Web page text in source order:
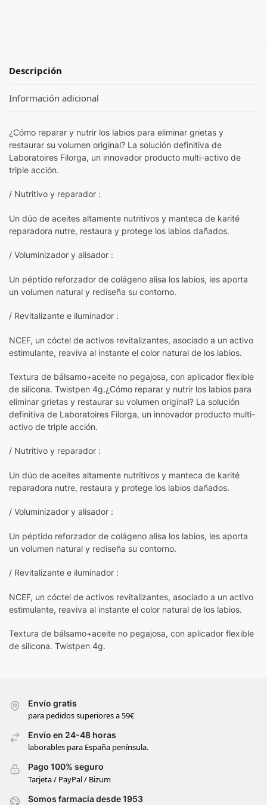
Descripción
Información adicional
¿Cómo reparar y nutrir los labios para eliminar grietas y
restaurar su volumen original? La solución definitiva de
Laboratoires Filorga, un innovador producto multi-activo de
triple acción.
/ Nutritivo y reparador :
Un dúo de aceites altamente nutritivos y manteca de karité
reparadora nutre, restaura y protege los labios dañados.
/ Voluminizador y alisador :
Un péptido reforzador de colágeno alisa los labios, les aporta
un volumen natural y rediseña su contorno.
/ Revitalizante e iluminador :
NCEF, un cóctel de activos revitalizantes, asociado a un activo
estimulante, reaviva al instante el color natural de los labios.
Textura de bálsamo+aceite no pegajosa, con aplicador flexible
de silicona. Twistpen 4g.¿Cómo reparar y nutrir los labios para
eliminar grietas y restaurar su volumen original? La solución
definitiva de Laboratoires Filorga, un innovador producto multi-
activo de triple acción.
/ Nutritivo y reparador :
Un dúo de aceites altamente nutritivos y manteca de karité
reparadora nutre, restaura y protege los labios dañados.
/ Voluminizador y alisador :
Un péptido reforzador de colágeno alisa los labios, les aporta
un volumen natural y rediseña su contorno.
/ Revitalizante e iluminador :
NCEF, un cóctel de activos revitalizantes, asociado a un activo
estimulante, reaviva al instante el color natural de los labios.
Textura de bálsamo+aceite no pegajosa, con aplicador flexible
de silicona. Twistpen 4g.
Envío gratis
para pedidos superiores a 59€
Envío en 24-48 horas
laborables para España península.
Pago 100% seguro
Tarjeta / PayPal / Bizum
Somos farmacia desde 1953